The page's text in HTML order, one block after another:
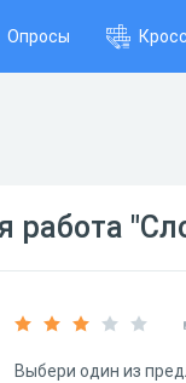
Опросы
работа
Выбери один из